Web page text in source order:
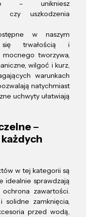
– unikniesz
czy uszkodzenia
w naszym
się trwałością i
mocnego tworzywa,
wilgoć i kurz,
warunkach
natychmiast
uchwyty ułatwiają
–
w tej kategorii są
idealnie sprawdzają
zawartości.
solidne zamknięcia,
przed wodą,